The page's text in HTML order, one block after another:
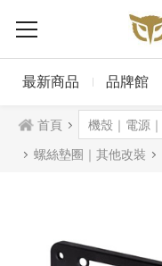
最新商品 品牌館
首頁
螺絲墊圈｜其他改裝